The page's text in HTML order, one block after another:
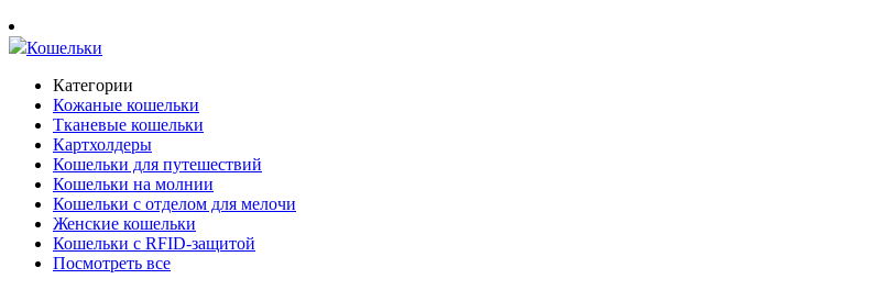
Кошельки
Категории
Кожаные кошельки
Тканевые кошельки
Картхолдеры
Кошельки для путешествий
Кошельки на молнии
Кошельки с отделом для мелочи
Женские кошельки
Кошельки с RFID-защитой
Посмотреть все